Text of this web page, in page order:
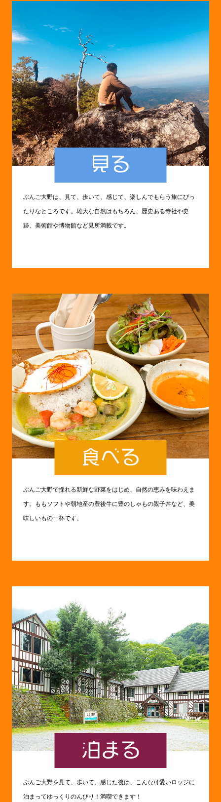
ぶんご大野は、見て、歩いて、感じて、楽しんでもらう旅にぴっ
たりなところです。雄大な自然はもちろん、歴史ある寺社や史
跡、美術館や博物館など見所満載です。
ぶんご大野で採れる新鮮な野菜をはじめ、自然の恵みを味わえま
す。ももソフトや朝地産の豊後牛に豊のしゃもの親子丼など、美
味しいもの一杯です。
ぶんご大野を見て、歩いて、感じた後は、こんな可愛いロッジに
泊まってゆっくりのんびり！満喫できます！